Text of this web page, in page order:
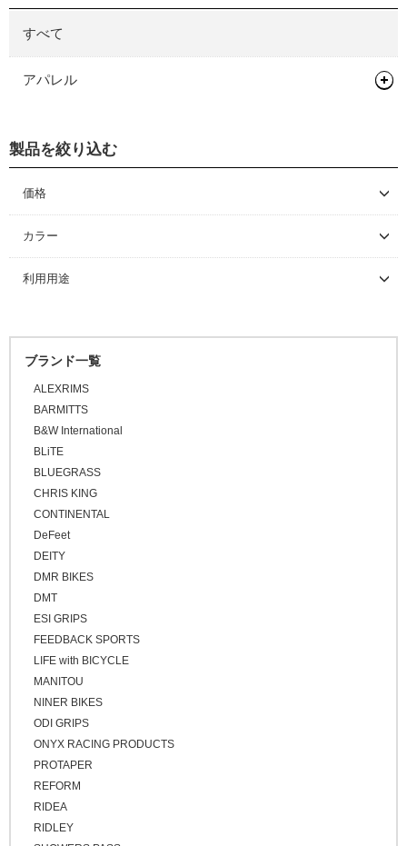
すべて
アパレル
ロードバイク
マウンテンバイク/BMX
グラベルバイク/シクロクロス
セーフティライト
キャップ/ビーニー
キャップ
製品を絞り込む
価格
～ \5,000
\5,001 ～ 10,000
\10,001 ～ 20,000
\30,001 ～ 50,000
\50,001 ～
カラー
利用用途
ブランド一覧
ALEXRIMS
BARMITTS
B&W International
BLiTE
BLUEGRASS
CHRIS KING
CONTINENTAL
DeFeet
DEITY
DMR BIKES
DMT
ESI GRIPS
FEEDBACK SPORTS
LIFE with BICYCLE
MANITOU
NINER BIKES
ODI GRIPS
ONYX RACING PRODUCTS
PROTAPER
REFORM
RIDEA
RIDLEY